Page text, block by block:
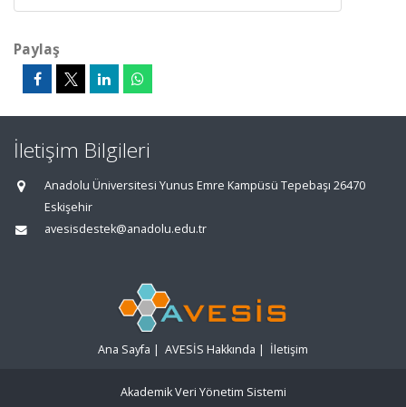
Paylaş
İletişim Bilgileri
Anadolu Üniversitesi Yunus Emre Kampüsü Tepebaşı 26470
Eskişehir
avesisdestek@anadolu.edu.tr
Ana Sayfa | AVESİS Hakkında | İletişim
Akademik Veri Yönetim Sistemi